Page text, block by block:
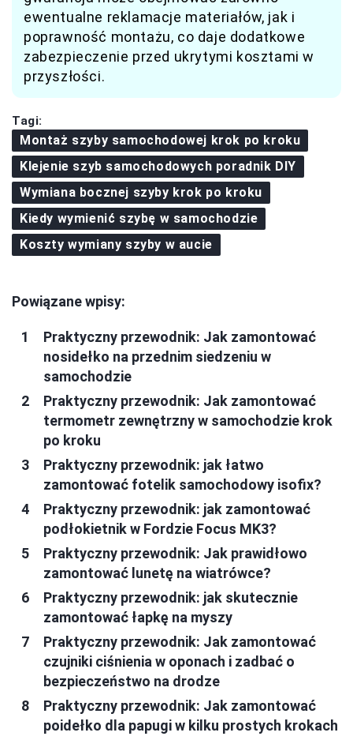
ewentualne reklamacje materiałów, jak i
poprawność montażu, co daje dodatkowe
zabezpieczenie przed ukrytymi kosztami w
przyszłości.
Tagi:
Montaż szyby samochodowej krok po kroku
Klejenie szyb samochodowych poradnik DIY
Wymiana bocznej szyby krok po kroku
Kiedy wymienić szybę w samochodzie
Koszty wymiany szyby w aucie
Powiązane wpisy:
Praktyczny przewodnik: Jak zamontować
nosidełko na przednim siedzeniu w
samochodzie
Praktyczny przewodnik: Jak zamontować
termometr zewnętrzny w samochodzie krok
po kroku
Praktyczny przewodnik: jak łatwo
zamontować fotelik samochodowy isofix?
Praktyczny przewodnik: jak zamontować
podłokietnik w Fordzie Focus MK3?
Praktyczny przewodnik: Jak prawidłowo
zamontować lunetę na wiatrówce?
Praktyczny przewodnik: jak skutecznie
zamontować łapkę na myszy
Praktyczny przewodnik: Jak zamontować
czujniki ciśnienia w oponach i zadbać o
bezpieczeństwo na drodze
Praktyczny przewodnik: Jak zamontować
poidełko dla papugi w kilku prostych krokach